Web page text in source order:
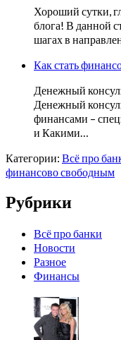
Хороший сутки,
блога! В данной
шагах в
Как стать
Денежный
Денежный
финансами –
и Какими…
Категории: Всё про
финансово свободным
Рубрики
Всё про банки
Новости
Разное
Финансы